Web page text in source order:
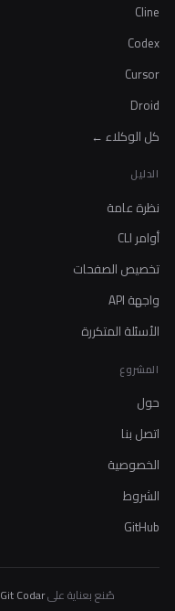
Cline
Codex
Cursor
Droid
كل الوكلاء ←
الدليل
نظرة عامة
أوامر CLI
تخصيص الصفحات
واجهة API
الأسئلة المتكررة
المشروع
حول
اتصل بنا
الخصوصية
الشروط
GitHub
صُنع بعناية علىGit Codar